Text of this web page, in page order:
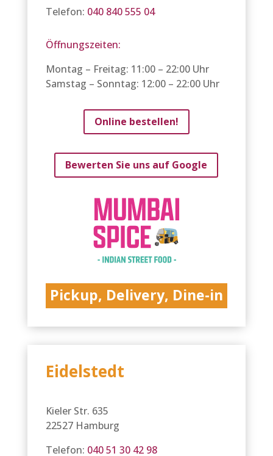
Telefon: 040 840 555 04
Öffnungszeiten:
Montag – Freitag: 11:00 – 22:00 Uhr
Samstag – Sonntag: 12:00 – 22:00 Uhr
Online bestellen!
Bewerten Sie uns auf Google
Pickup, Delivery, Dine-in
Eidelstedt
Kieler Str. 635
22527 Hamburg
Telefon: 040 51 30 42 98